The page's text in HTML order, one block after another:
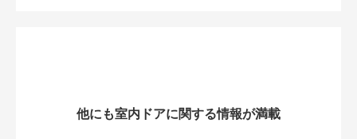
他にも室内ドアに関する情報が満載